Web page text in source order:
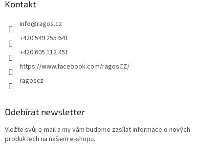
Kontakt
info@ragos.cz
+420 549 255 641
+420 605 112 451
https://www.facebook.com/ragosCZ/
ragoscz
Odebírat newsletter
Vložte svůj e-mail a my vám budeme zasílat informace o nových
produktech na našem e-shopu.